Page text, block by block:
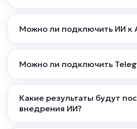
Можно ли подключить ИИ к
Можно ли подключить
Какие результаты будут
внедрения ИИ?